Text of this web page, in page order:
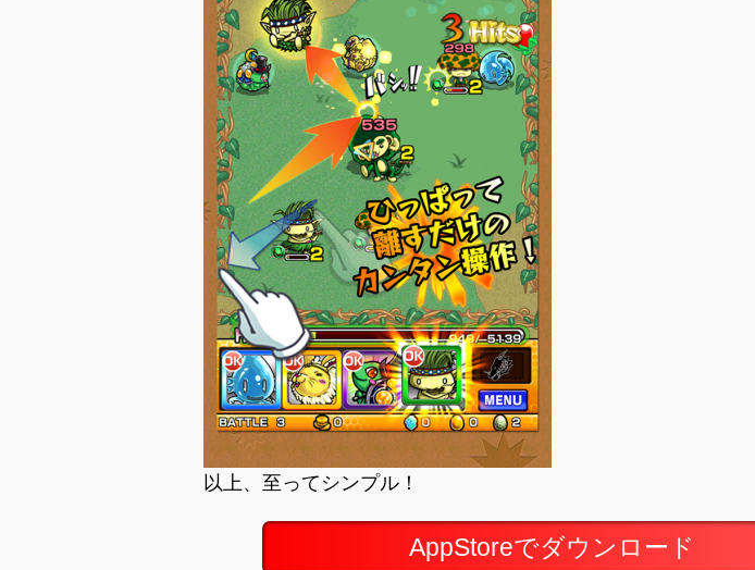
以上、至ってシンプル！
AppStoreでダウンロード